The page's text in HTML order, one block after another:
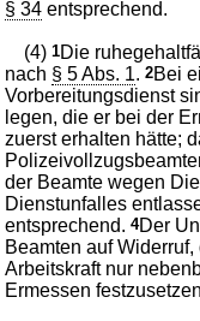
§ 34 entsprechend.
(4)1Die
nach § 5 Abs. 1.2Bei
Vorbereitungsdienst
legen, die er bei der
zuerst erhalten hätte;
der Beamte wegen
Dienstunfalles
entsprechend.4Der
Beamten auf
Arbeitskraft nur
Ermessen